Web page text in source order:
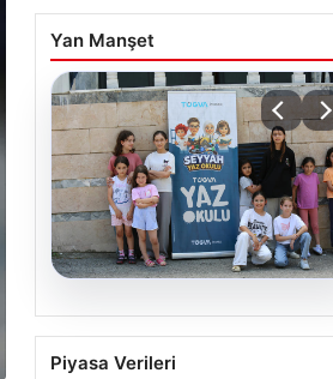
Yan Manşet
06.08.2026
TÜGVA’dan çocuklar için
meydan şenlikleri
Piyasa Verileri